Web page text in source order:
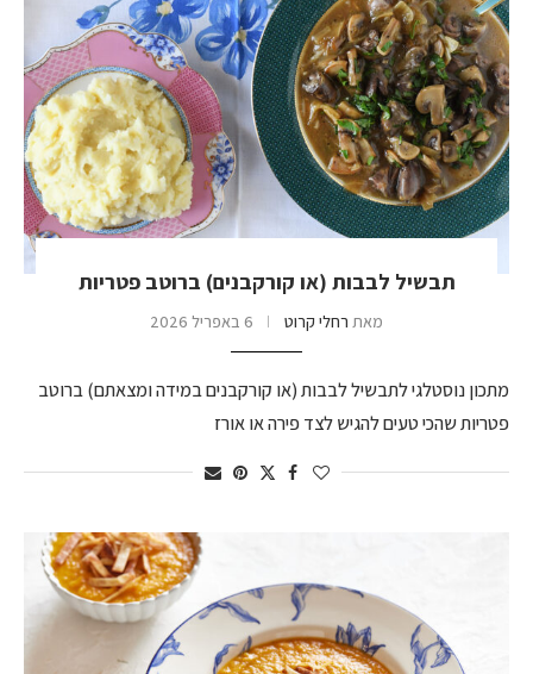
תבשיל לבבות (או קורקבנים) ברוטב פטריות
מאת רחלי קרוט 6 באפריל 2026
מתכון נוסטלגי לתבשיל לבבות (או קורקבנים במידה ומצאתם) ברוטב
פטריות שהכי טעים להגיש לצד פירה או אורז